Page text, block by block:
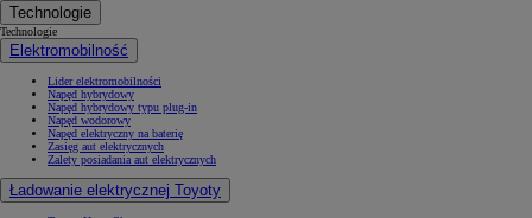
Technologie
Technologie
Elektromobilność
Lider elektromobilności
Napęd hybrydowy
Napęd hybrydowy typu plug-in
Napęd wodorowy
Napęd elektryczny na baterię
Zasięg aut elektrycznych
Zalety posiadania aut elektrycznych
Ładowanie elektrycznej Toyoty